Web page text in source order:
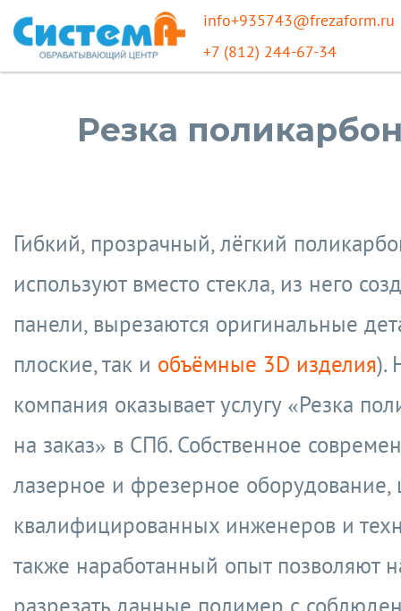
info+935743@frezaform.ru
+7 (812) 244-67-34
Резка
Гибкий, прозрачный, лёгкий
используют вместо стекла, из него
панели, вырезаются оригинальные
плоские, так и объёмные 3D изделия).
компания оказывает услугу «Резка
на заказ» в СПб. Собственное
лазерное и фрезерное оборудование,
квалифицированных инженеров и
также наработанный опыт позволяют